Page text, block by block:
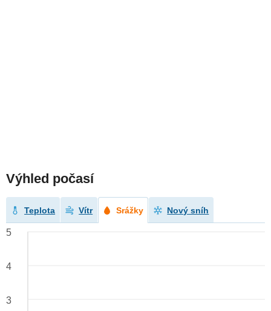
Výhled počasí
Teplota Vítr Srážky Nový sníh
5
4
3